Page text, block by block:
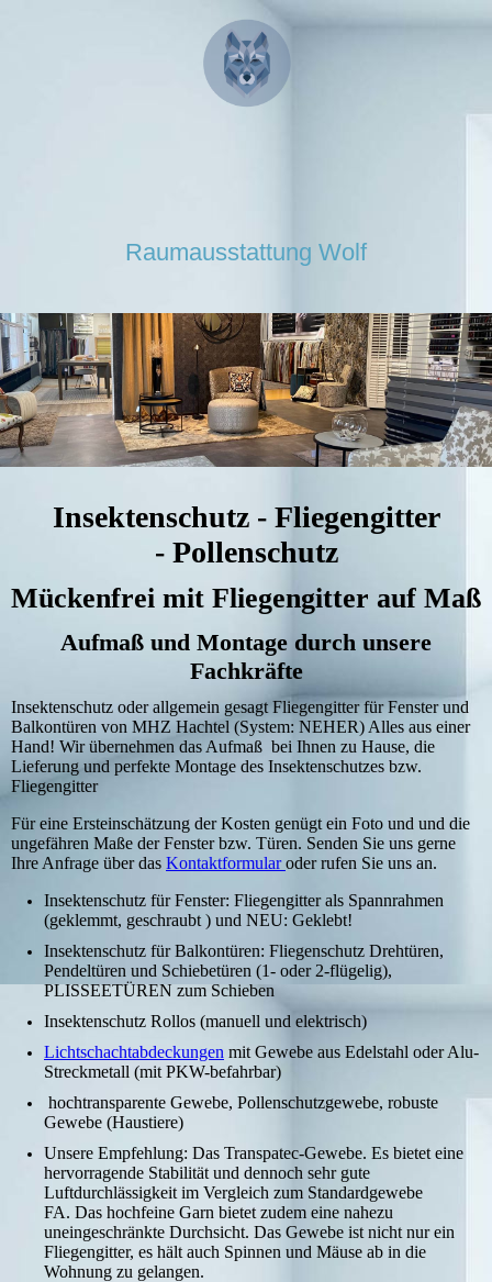
Raumausstattung Wolf
Insektenschutz - Fliegengitter
- Pollenschutz
Mückenfrei mit Fliegengitter auf Maß
Aufmaß und Montage durch unsere
Fachkräfte
Insektenschutz oder allgemein gesagt Fliegengitter für Fenster und
Balkontüren von MHZ Hachtel (System: NEHER) Alles aus einer
Hand! Wir übernehmen das Aufmaß bei Ihnen zu Hause, die
Lieferung und perfekte Montage des Insektenschutzes bzw.
Fliegengitter
Für eine Ersteinschätzung der Kosten genügt ein Foto und und die
ungefähren Maße der Fenster bzw. Türen. Senden Sie uns gerne
Ihre Anfrage über das Kontaktformularoder rufen Sie uns an.
Insektenschutz für Fenster: Fliegengitter als Spannrahmen
(geklemmt, geschraubt ) und NEU: Geklebt!
Insektenschutz für Balkontüren: Fliegenschutz Drehtüren,
Pendeltüren und Schiebetüren (1- oder 2-flügelig),
PLISSEETÜREN zum Schieben
Insektenschutz Rollos (manuell und elektrisch)
Lichtschachtabdeckungen mit Gewebe aus Edelstahl oder Alu-
Streckmetall (mit PKW-befahrbar)
hochtransparente Gewebe, Pollenschutzgewebe, robuste
Gewebe (Haustiere)
Unsere Empfehlung: Das Transpatec-Gewebe. Es bietet eine
hervorragende Stabilität und dennoch sehr gute
Luftdurchlässigkeit im Vergleich zum Standardgewebe
FA. Das hochfeine Garn bietet zudem eine nahezu
uneingeschränkte Durchsicht. Das Gewebe ist nicht nur ein
Fliegengitter, es hält auch Spinnen und Mäuse ab in die
Wohnung zu gelangen.